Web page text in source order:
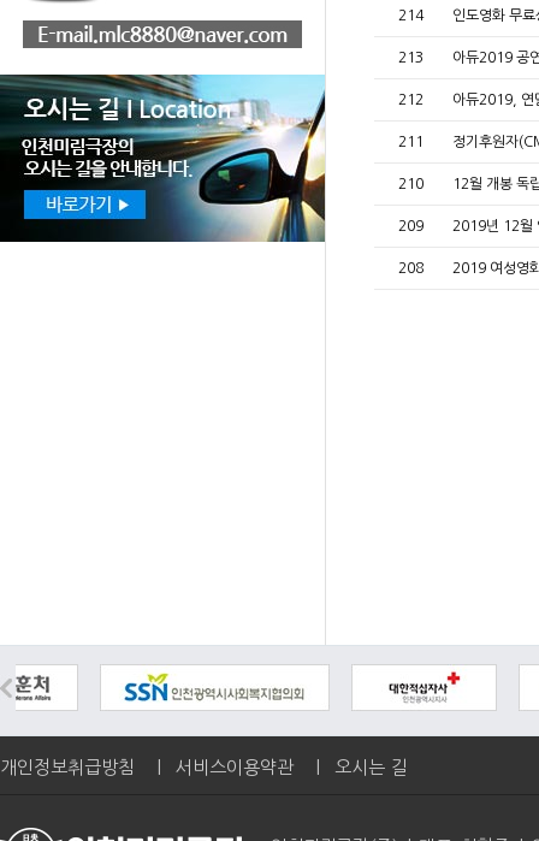
214 인도영화 무
213 아듀2019 공
212 아듀2019, 연
211 정기후원자
210 12월 개봉 독
209 2019년 12월
208 2019 여성영
개인정보취급방침 서비스이용약관 오시는 길